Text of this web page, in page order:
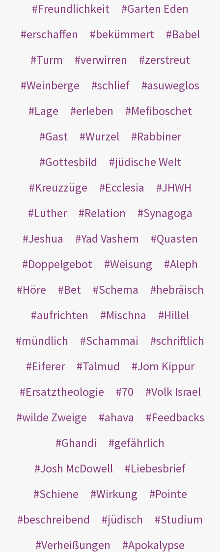
Freundlichkeit
Garten Eden
erschaffen
bekümmert
Babel
Turm
verwirren
zerstreut
Weinberge
schlief
asuweglos
Lage
erleben
Mefiboschet
Gast
Wurzel
Rabbiner
Gottesbild
jüdische Welt
Kreuzzüge
Ecclesia
JHWH
Luther
Relation
Synagoga
Jeshua
Yad Vashem
Quasten
Doppelgebot
Weisung
Aleph
Höre
Bet Schema
hebräisch
aufrichten
Mischna
Hillel
mündlich
Schammai
schriftlich
Eiferer
Talmud
Jom Kippur
Ersatztheologie
70
Volk Israel
wilde Zweige
ahava
Feedbacks
Ghandi
gefährlich
Josh McDowell
Liebesbrief
Schiene
Wirkung
Pointe
beschreibend
jüdisch
Studium
Verheißungen
Apokalypse